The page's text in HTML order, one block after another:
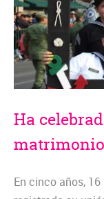
Ha
En cinco años,